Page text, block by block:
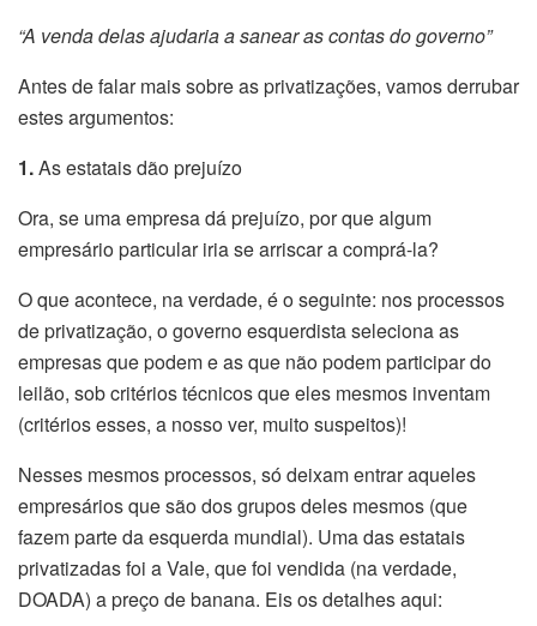
“A venda delas ajudaria a sanear as contas do governo”
Antes de falar mais sobre as privatizações, vamos derrubar
estes argumentos:
1.As estatais dão prejuízo
Ora, se uma empresa dá prejuízo, por que algum
empresário particular iria se arriscar a comprá-la?
O que acontece, na verdade, é o seguinte: nos processos
de privatização, o governo esquerdista seleciona as
empresas que podem e as que não podem participar do
leilão, sob critérios técnicos que eles mesmos inventam
(critérios esses, a nosso ver, muito suspeitos)!
Nesses mesmos processos, só deixam entrar aqueles
empresários que são dos grupos deles mesmos (que
fazem parte da esquerda mundial). Uma das estatais
privatizadas foi a Vale, que foi vendida (na verdade,
DOADA) a preço de banana. Eis os detalhes aqui: